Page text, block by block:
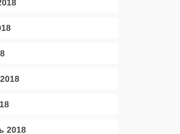
2018